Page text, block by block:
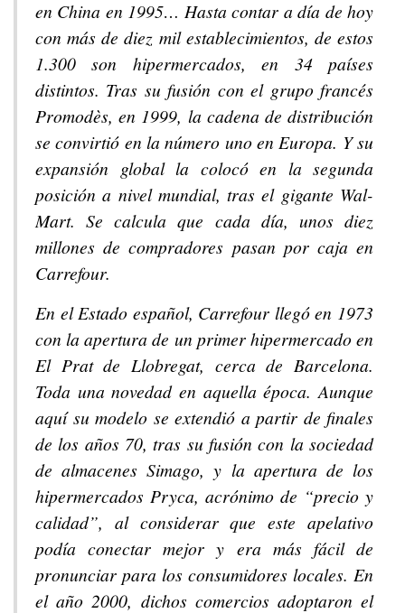
en China en 1995… Hasta contar a día de hoy
con más de diez mil establecimientos, de estos
1.300 son hipermercados, en 34 países
distintos. Tras su fusión con el grupo francés
Promodès, en 1999, la cadena de distribución
se convirtió en la número uno en Europa. Y su
expansión global la colocó en la segunda
posición a nivel mundial, tras el gigante Wal-
Mart. Se calcula que cada día, unos diez
millones de compradores pasan por caja en
Carrefour.
En el Estado español, Carrefour llegó en 1973
con la apertura de un primer hipermercado en
El Prat de Llobregat, cerca de Barcelona.
Toda una novedad en aquella época. Aunque
aquí su modelo se extendió a partir de finales
de los años 70, tras su fusión con la sociedad
de almacenes Simago, y la apertura de los
hipermercados Pryca, acrónimo de “precio y
calidad”, al considerar que este apelativo
podía conectar mejor y era más fácil de
pronunciar para los consumidores locales. En
el año 2000, dichos comercios adoptaron el